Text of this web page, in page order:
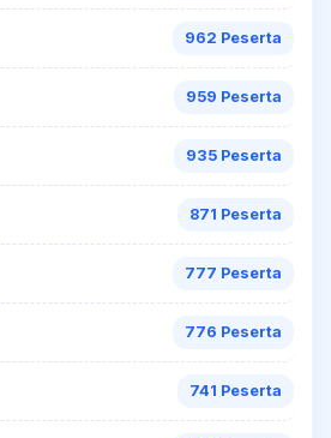
962 Peserta
959 Peserta
935 Peserta
871 Peserta
777 Peserta
776 Peserta
741 Peserta